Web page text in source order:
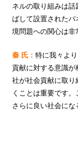
ネルの取り組みは
ばして設置された
境問題への関心は非
秦 氏： 特に我々よ
貢献に対する意識
社が社会貢献に取
くことは重要です。
さらに良い社会にな